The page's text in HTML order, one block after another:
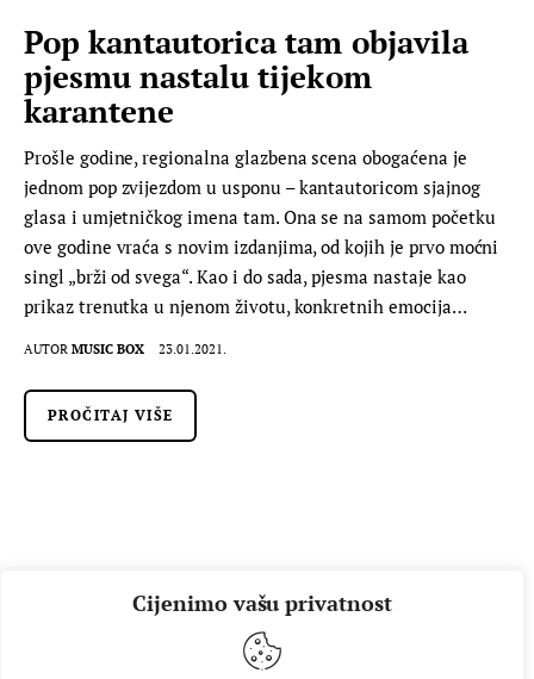
Cijenimo vašu privatnost
Pop kantautorica tam objavila
pjesmu nastalu tijekom
karantene
Prošle godine, regionalna glazbena scena obogaćena je
jednom pop zvijezdom u usponu – kantautoricom sjajnog
glasa i umjetničkog imena tam. Ona se na samom početku
ove godine vraća s novim izdanjima, od kojih je prvo moćni
singl „brži od svega“. Kao i do sada, pjesma nastaje kao
prikaz trenutka u njenom životu, konkretnih emocija…
AUTOR MUSIC BOX 23.01.2021.
PROČITAJ VIŠE